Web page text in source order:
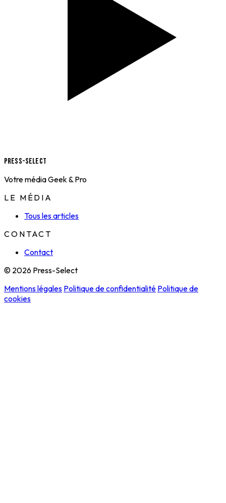
Press-Select
Votre média Geek & Pro
LE MÉDIA
Tous les articles
CONTACT
Contact
© 2026 Press-Select
Mentions légales Politique de confidentialité Politique de
cookies